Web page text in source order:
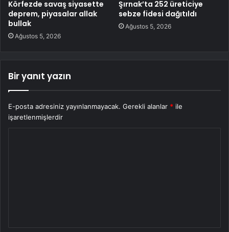
Körfezde savaş siyasette
deprem, piyasalar allak
bullak
Ağustos 5, 2026
Şırnak’ta 252 üreticiye
sebze fidesi dağıtıldı
Ağustos 5, 2026
Bir yanıt yazın
E-posta adresiniz yayınlanmayacak. Gerekli alanlar * ile
işaretlenmişlerdir